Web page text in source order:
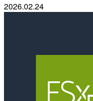
2026.02.24